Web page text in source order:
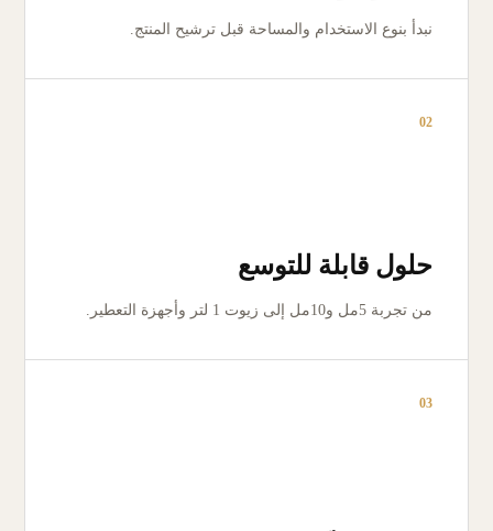
نبدأ بنوع الاستخدام والمساحة قبل ترشيح المنتج.
02
حلول قابلة للتوسع
من تجربة 5مل و10مل إلى زيوت 1 لتر وأجهزة التعطير.
03